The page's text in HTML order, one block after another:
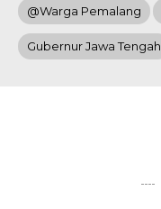
@Warga Pemalang
Gubernur Jawa Tengah